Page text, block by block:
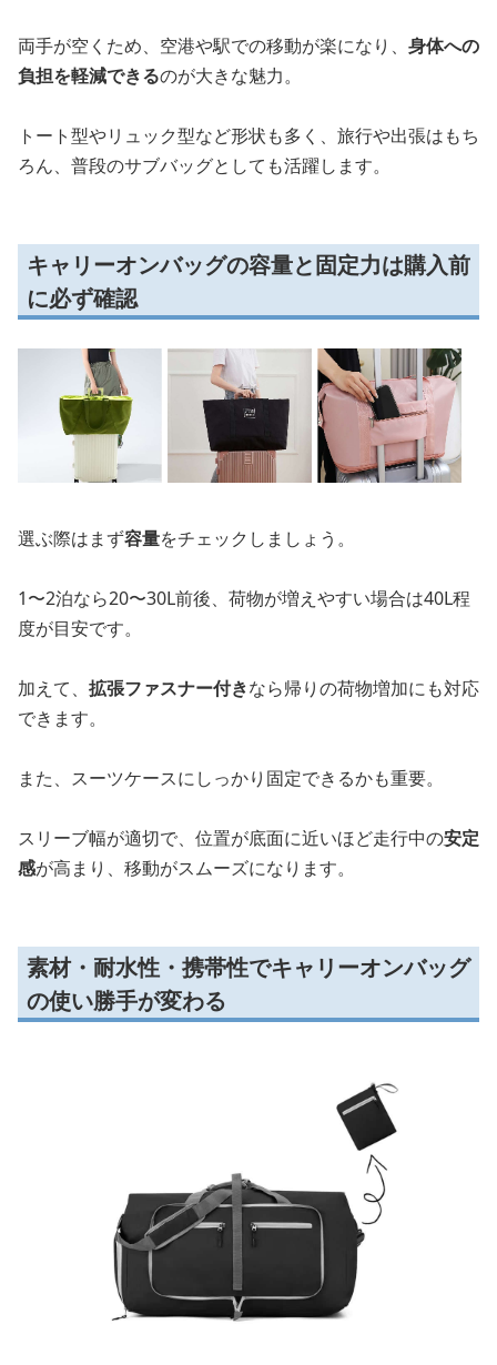
両手が空くため、空港や駅での移動が楽になり、 身体への
負担を軽減できるのが大きな魅力。
トート型やリュック型など形状も多く、旅行や出張はもち
ろん、普段のサブバッグとしても活躍します。
キャリーオンバッグの容量と固定力は購入前
に必ず確認
選ぶ際はまず容量をチェックしましょう。
1〜2泊なら20〜30L前後、荷物が増えやすい場合は40L程
度が目安です。
加えて、 拡張ファスナー付きなら帰りの荷物増加にも対応
できます。
また、スーツケースにしっかり固定できるかも重要。
スリーブ幅が適切で、位置が底面に近いほど走行中の安定
感が高まり、移動がスムーズになります。
素材・耐水性・携帯性でキャリーオンバッグ
の使い勝手が変わる